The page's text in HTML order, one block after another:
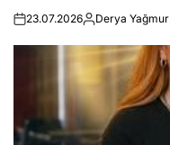
on23.07.2026Posted
Derya Yağmur